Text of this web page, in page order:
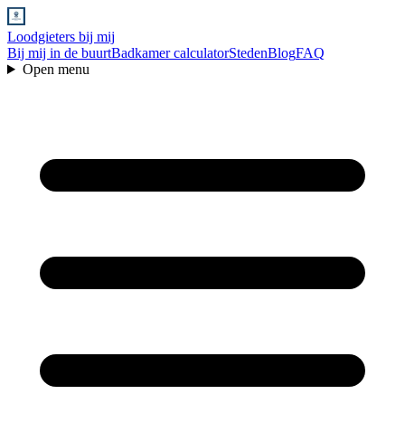
Loodgieters bij mij
Bij mij in de buurtBadkamer calculatorStedenBlogFAQ
Open menu